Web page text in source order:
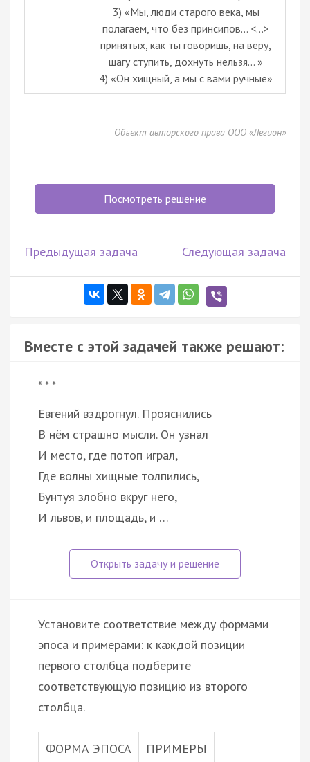
3) «Мы, люди старого века, мы
полагаем, что без принсипов... <...>
принятых, как ты говоришь, на веру,
шагу ступить, дохнуть нельзя... »
4) «Он хищный, а мы с вами ручные»
Объект авторского права ООО «Легион»
Посмотреть решение
Предыдущая задача Следующая задача
Вместе с этой задачей также решают:
* * *
Евгений вздрогнул. Прояснились
В нём страшно мысли. Он узнал
И место, где потоп играл,
Где волны хищные толпились,
Бунтуя злобно вкруг него,
И львов, и площадь, и …
Установите соответствие между формами
эпоса и примерами: к каждой позиции
первого столбца подберите
соответствующую позицию из второго
столбца.
ФОРМА ЭПОСА ПРИМЕРЫ